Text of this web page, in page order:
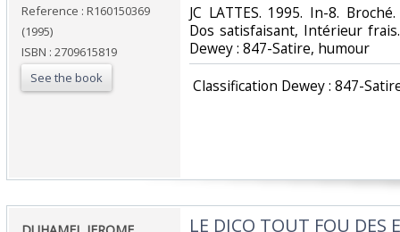
Reference : R160150369
(1995)
ISBN : 2709615819
See the book
‎JC LATTES. 1995. In-8.
Dos satisfaisant, Intérieur
Dewey : 847-Satire, humour‎
Classification Dewey : 847-
‎LE DICO TOUT FOU DES